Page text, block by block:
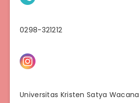
0298-321212
Universitas Kristen Satya Wacana